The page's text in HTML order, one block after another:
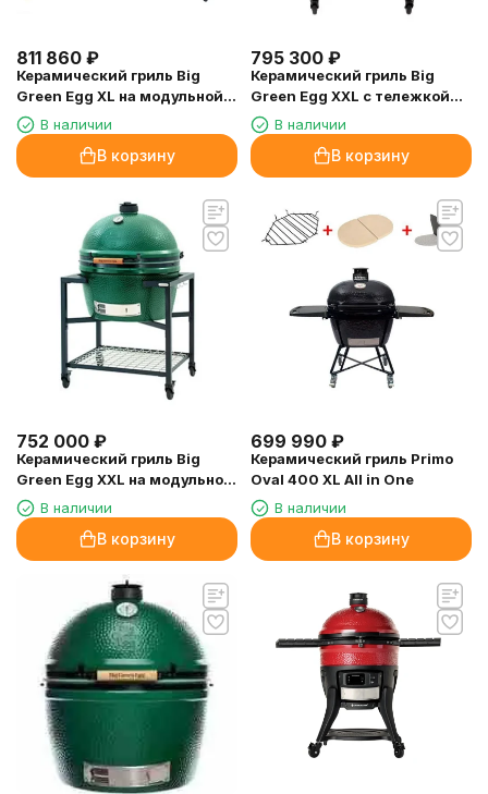
811 860 ₽
Керамический гриль Big
Green Egg XL на модульной
подставке в комбинации со
шкафом
В наличии
В корзину
795 300 ₽
Керамический гриль Big
Green Egg XXL с тележкой
73смВ наличии
В корзину
752 000 ₽
Керамический гриль Big
Green Egg XXL на модульной
подставке
В наличии
В корзину
699 990 ₽
Керамический гриль Primo
Oval 400 XL All in One
В наличии
В корзину